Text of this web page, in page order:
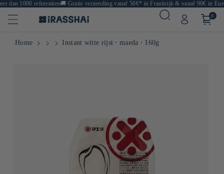
dan 1000 referenties🚚Gratis verzending vanaf 50€* in Frankrijk & vanaf 90€ in
0
Home Instant witte rijst ⋅ maeda ⋅ 160g